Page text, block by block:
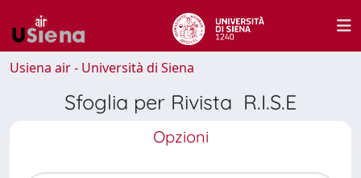
Usiena air - Università di Siena
Sfoglia per Rivista R.I.S.E
Opzioni